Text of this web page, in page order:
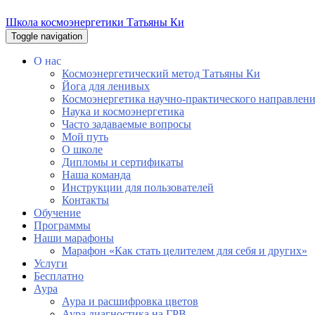
Школа космоэнергетики Татьяны Ки
Toggle navigation
О нас
Космоэнергетический метод Татьяны Ки
Йога для ленивых
Космоэнергетика научно-практического
Наука и космоэнергетика
Часто задаваемые вопросы
Мой путь
О школе
Дипломы и сертификаты
Наша команда
Инструкции для пользователей
Контакты
Обучение
Программы
Наши марафоны
Марафон «Как стать целителем для себя и других»
Услуги
Бесплатно
Аура
Аура и расшифровка цветов